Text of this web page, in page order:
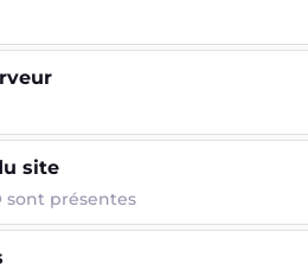
site
sont présentes